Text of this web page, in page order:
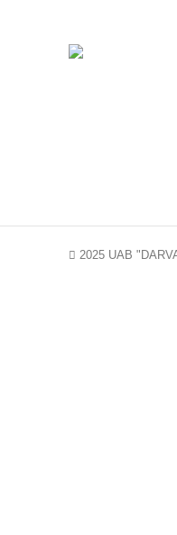
2025 UAB